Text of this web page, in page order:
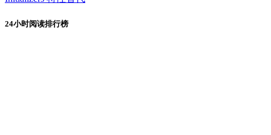
24小时阅读排行榜